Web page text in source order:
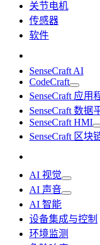
关节电机
传感器
软件
SenseCraft AI
CodeCraft
SenseCraft 应用
SenseCraft 数据
SenseCraft HMI
SenseCraft 区块
AI 视觉
AI 声音
AI 智能
设备集成与控制
环境监测